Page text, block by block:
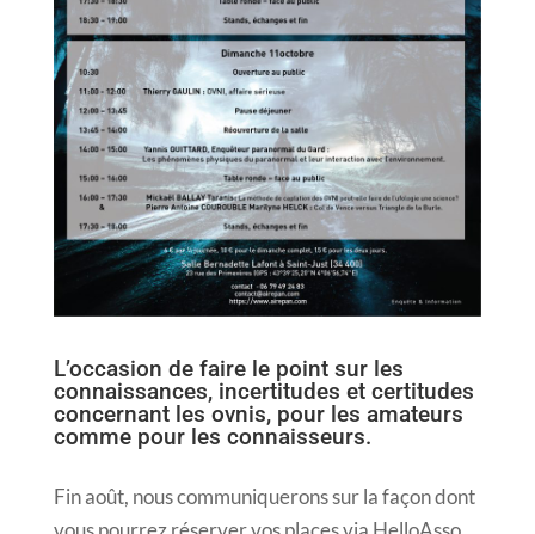
L’occasion de faire le point sur les
connaissances, incertitudes et certitudes
concernant les ovnis, pour les amateurs
comme pour les connaisseurs.
Fin août, nous communiquerons sur la façon dont